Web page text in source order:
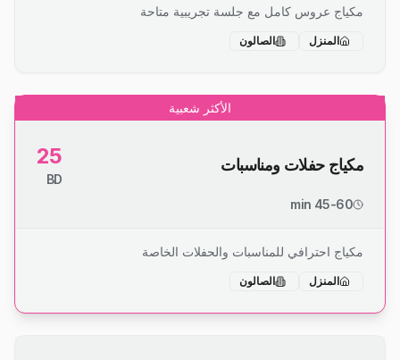
مكياج عروس كامل مع جلسة تجريبية متاحة
المنزل الصالون
الأكثر شعبية
مكياج حفلات ومناسبات 25
BD
45-60 min
مكياج احترافي للمناسبات والحفلات الخاصة
المنزل الصالون